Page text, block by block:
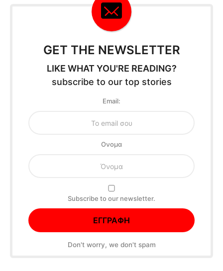
GET THE NEWSLETTER
LIKE WHAT YOU'RE READING?
subscribe to our top stories
Email:
Oνομα
Subscribe to our newsletter.
Don't worry, we don't spam